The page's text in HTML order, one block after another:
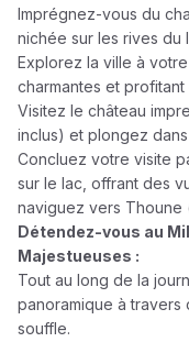
Imprégnez-vous du
nichée sur les rives du
Explorez la ville à
charmantes et
Visitez le château
inclus) et plongez
Concluez votre visite
sur le lac, offrant des
naviguez vers Thoune
Détendez-vous au
Majestueuses :
Tout au long de la
panoramique à
souffle.